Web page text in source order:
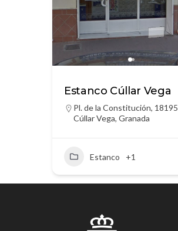
Estanco Cúllar Vega
Pl. de la Constitución, 18195
Cúllar Vega, Granada
Estanco +1